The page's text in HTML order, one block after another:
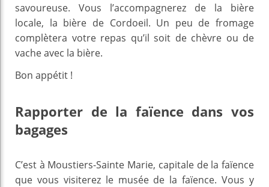
savoureuse. Vous l’accompagnerez de la bière
locale, la bière de Cordoeil. Un peu de fromage
complètera votre repas qu’il soit de chèvre ou de
vache avec la bière.
Bon appétit !
Rapporter de la faïence dans vos
bagages
C’est à Moustiers-Sainte Marie, capitale de la faïence
que vous visiterez le musée de la faïence. Vous y